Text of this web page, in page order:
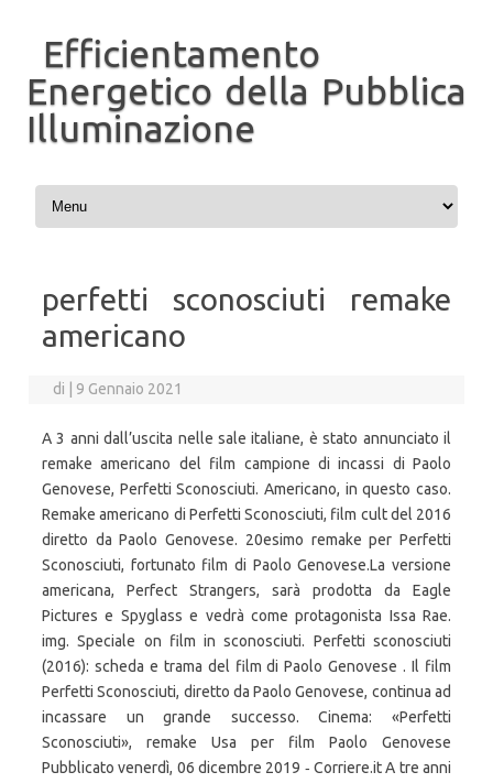
Efficientamento
Energetico della Pubblica
Illuminazione
Vai al contenuto
perfetti sconosciuti remake
americano
di 9 Gennaio 2021
A 3 anni dall’uscita nelle sale italiane, è stato annunciato il
remake americano del film campione di incassi di Paolo
Genovese, Perfetti Sconosciuti. Americano, in questo caso.
Remake americano di Perfetti Sconosciuti, film cult del 2016
diretto da Paolo Genovese. 20esimo remake per Perfetti
Sconosciuti, fortunato film di Paolo Genovese.La versione
americana, Perfect Strangers, sarà prodotta da Eagle
Pictures e Spyglass e vedrà come protagonista Issa Rae.
img. Speciale on film in sconosciuti. Perfetti sconosciuti
(2016): scheda e trama del film di Paolo Genovese . Il film
Perfetti Sconosciuti, diretto da Paolo Genovese, continua ad
incassare un grande successo. Cinema: «Perfetti
Sconosciuti», remake Usa per film Paolo Genovese
Pubblicato venerdì, 06 dicembre 2019 ‐ Corriere.it A tre anni